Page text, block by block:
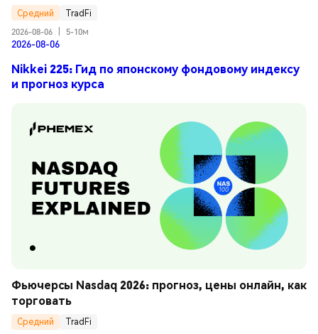
Средний
TradFi
2026-08-06
5-10м
2026-08-06
Nikkei 225: Гид по японскому фондовому индексу
и прогноз курса
Фьючерсы Nasdaq 2026: прогноз, цены онлайн, как
торговать
Средний
TradFi